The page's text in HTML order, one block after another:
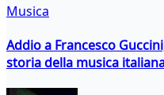
Musica
Addio a Francesco
storia della musica